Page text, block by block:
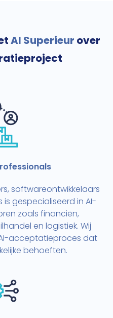
AI Superieur over
softwareontwikkelaars
gespecialiseerd in AI-
zoals financiën,
en logistiek. Wij
acceptatieproces dat
behoeften.